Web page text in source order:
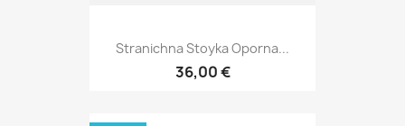
Stranichna Stoyka Oporna...
36,00 €